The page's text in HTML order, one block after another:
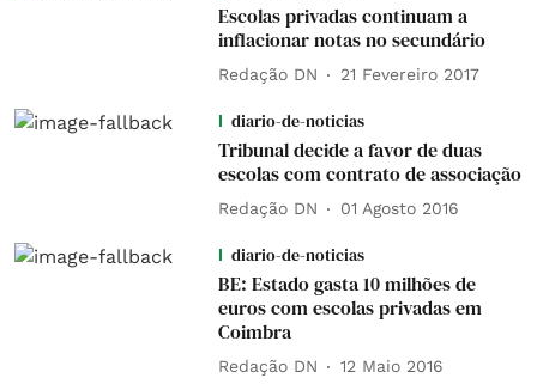
Escolas privadas continuam a
inflacionar notas no secundário
Redação DN 21 Fevereiro 2017
diario-de-noticias
Tribunal decide a favor de duas
escolas com contrato de associação
Redação DN 01 Agosto 2016
diario-de-noticias
BE: Estado gasta 10 milhões de
euros com escolas privadas em
Coimbra
Redação DN 12 Maio 2016